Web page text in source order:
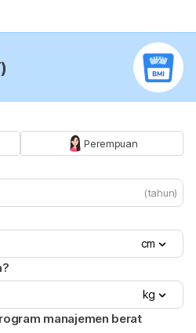
Perempuan
(tahun)
cm
kg
manajemen berat